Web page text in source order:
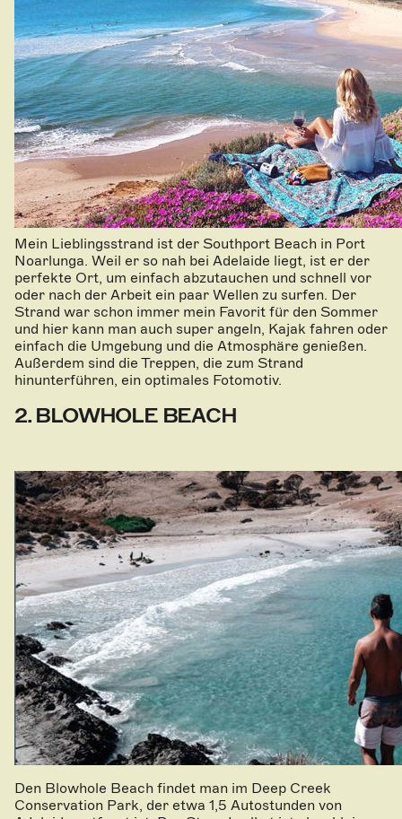
Mein Lieblingsstrand ist der Southport Beach in Port
Noarlunga. Weil er so nah bei Adelaide liegt, ist er der
perfekte Ort, um einfach abzutauchen und schnell vor
oder nach der Arbeit ein paar Wellen zu surfen. Der
Strand war schon immer mein Favorit für den Sommer
und hier kann man auch super angeln, Kajak fahren oder
einfach die Umgebung und die Atmosphäre genießen.
Außerdem sind die Treppen, die zum Strand
hinunterführen, ein optimales Fotomotiv.
2. BLOWHOLE BEACH
Den Blowhole Beach findet man im Deep Creek
Conservation Park, der etwa 1,5 Autostunden von